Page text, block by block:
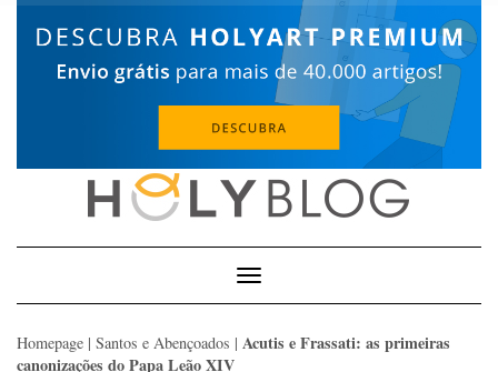
Toggle
Navigation
Homepage | Santos e Abençoados | Acutis e Frassati: as primeiras
canonizações do Papa Leão XIV